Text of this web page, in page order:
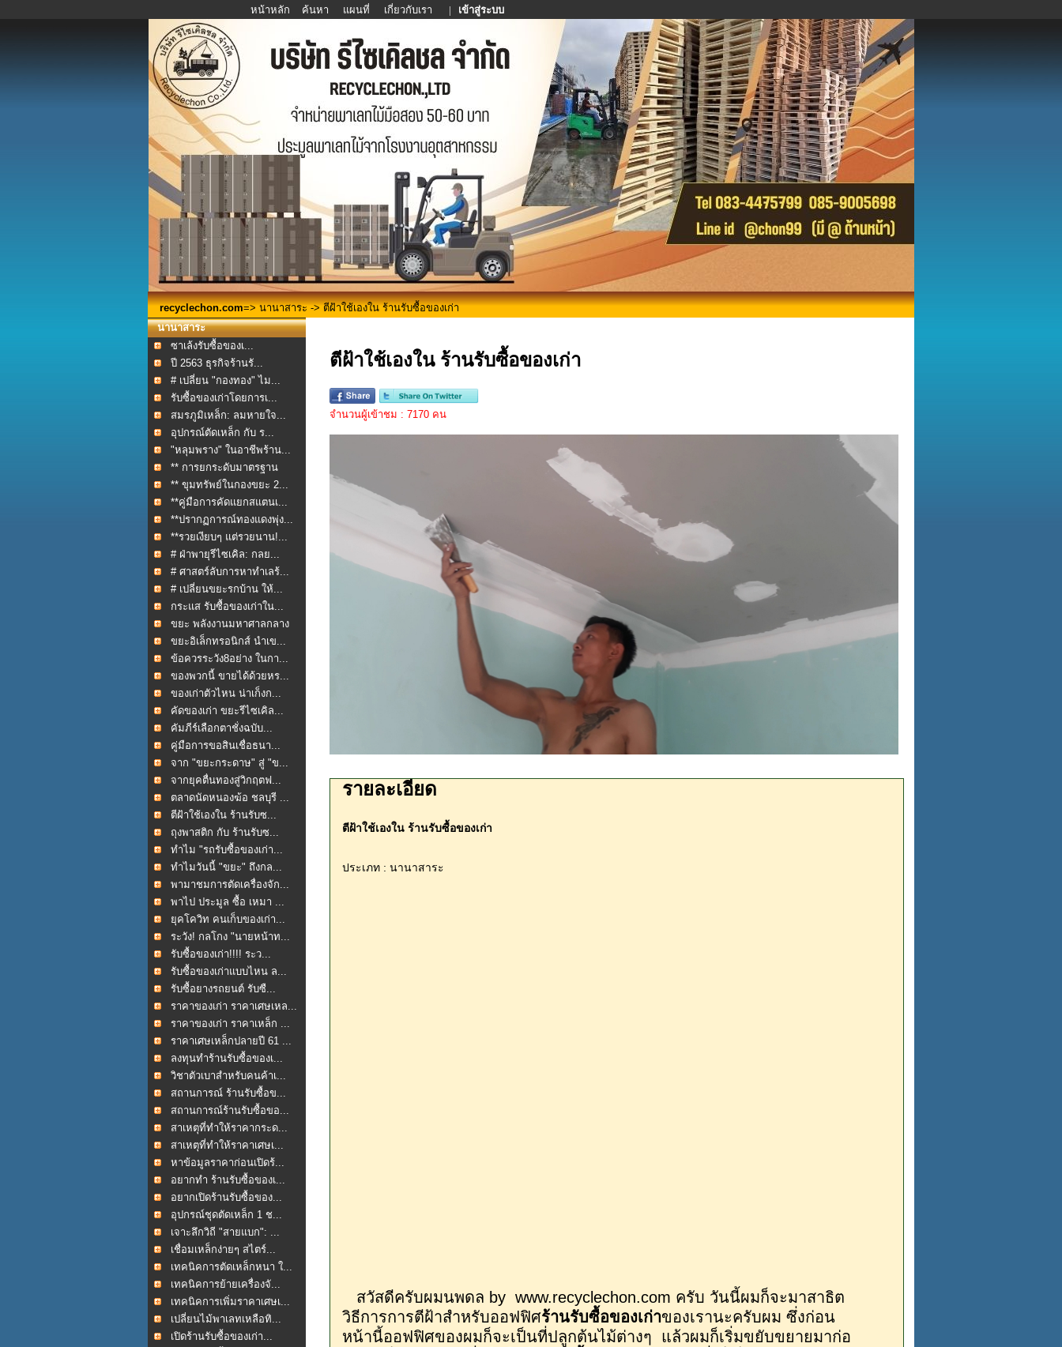
หน้าหลัก ค้นหา แผนที่ เกี่ยวกับเรา | เข้าสู่ระบบ
recyclechon.com=> นานาสาระ -> ตีฝ้าใช้เองใน ร้านรับซื้อของเก่า
นานาสาระ
ซาเล้งรับซื้อของเ...
ปี 2563 ธุรกิจร้านรั...
# เปลี่ยน "กองทอง" ไม...
รับซื้อของเก่าโดยการเ...
สมรภูมิเหล็ก: ลมหายใจ...
อุปกรณ์ตัดเหล็ก กับ ร...
"หลุมพราง" ในอาชีพร้าน...
** การยกระดับมาตรฐาน
กา...
** ขุมทรัพย์ในกองขยะ 2...
**คู่มือการคัดแยกสแตนเ...
**ปรากฏการณ์ทองแดงพุ่ง...
**รวยเงียบๆ แต่รวยนาน!...
# ฝ่าพายุรีไซเคิล: กลย...
# ศาสตร์ลับการหาทำเลร้...
# เปลี่ยนขยะรกบ้าน ให้...
กระแส รับซื้อของเก่าใน...
ขยะ พลังงานมหาศาลกลาง
ใ...
ขยะอิเล็กทรอนิกส์ นำเข...
ข้อควรระวัง8อย่าง ในกา...
ของพวกนี้ ขายได้ด้วยหร...
ของเก่าตัวไหน น่าเก็งก...
คัดของเก่า ขยะรีไซเคิล...
คัมภีร์เลือกตาชั่งฉบับ...
คู่มือการขอสินเชื่อธนา...
จาก "ขยะกระดาษ" สู่ "ข...
จากยุคตื่นทองสู่วิกฤตฟ...
ตลาดนัดหนองฆ้อ ชลบุรี ...
ตีฝ้าใช้เองใน ร้านรับซ...
ถุงพาสติก กับ ร้านรับซ...
ทำไม "รถรับซื้อของเก่า...
ทำไมวันนี้ "ขยะ" ถึงกล...
พามาชมการตัดเครื่องจัก...
พาไป ประมูล ซื้อ เหมา ...
ยุคโควิท คนเก็บของเก่า...
ระวัง! กลโกง "นายหน้าท...
รับซื้อของเก่า!!!! ระว...
รับซื้อของเก่าแบบไหน ล...
รับซื้อยางรถยนต์ รับซื...
ราคาของเก่า ราคาเศษเหล...
ราคาของเก่า ราคาเหล็ก ...
ราคาเศษเหล็กปลายปี 61 ...
ลงทุนทำร้านรับซื้อของเ...
วิชาตัวเบาสำหรับคนค้าเ...
สถานการณ์ ร้านรับซื้อข...
สถานการณ์ร้านรับซื้อขอ...
สาเหตุที่ทำให้ราคากระด...
สาเหตุที่ทำให้ราคาเศษเ...
หาข้อมูลราคาก่อนเปิดร้...
อยากทำ ร้านรับซื้อของเ...
อยากเปิดร้านรับซื้อของ...
อุปกรณ์ชุดตัดเหล็ก 1 ช...
เจาะลึกวิถี "สายแบก": ...
เชื่อมเหล็กง่ายๆ สไตร์...
เทคนิคการตัดเหล็กหนา ใ...
เทคนิคการย้ายเครื่องจั...
เทคนิคการเพิ่มราคาเศษเ...
เปลี่ยนไม้พาเลทเหลือทิ...
เปิดร้านรับซื้อของเก่า...
ตีฝ้าใช้เองใน ร้านรับซื้อของเก่า
จำนวนผู้เข้าชม : 7170 คน
รายละเอียด
ตีฝ้าใช้เองใน ร้านรับซื้อของเก่า
ประเภท : นานาสาระ
สวัสดีครับผมนพดล by www.recyclechon.com ครับ วันนี้ผมก็จะมาสาธิต
วิธีการการตีฝ้าสำหรับออฟฟิศร้านรับซื้อของเก่าของเรานะครับผม ซึ่งก่อน
หน้านี้ออฟฟิศของผมก็จะเป็นที่ปลูกต้นไม้ต่างๆ แล้วผมก็เริ่มขยับขยายมาก่อ